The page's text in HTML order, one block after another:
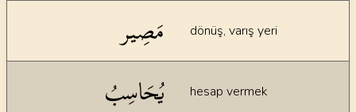
مَصِير dönüş, varış yeri
يُحَاسِبُ hesap vermek